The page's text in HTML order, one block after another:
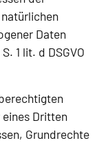
Daten
1 lit. d DSGVO
Dritten
Grundrechte